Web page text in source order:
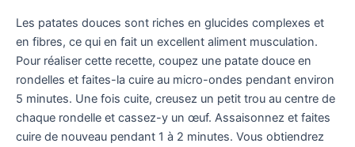
Les patates douces sont riches en glucides complexes et
en fibres, ce qui en fait un excellent aliment musculation.
Pour réaliser cette recette, coupez une patate douce en
rondelles et faites-la cuire au micro-ondes pendant environ
5 minutes. Une fois cuite, creusez un petit trou au centre de
chaque rondelle et cassez-y un œuf. Assaisonnez et faites
cuire de nouveau pendant 1 à 2 minutes. Vous obtiendrez